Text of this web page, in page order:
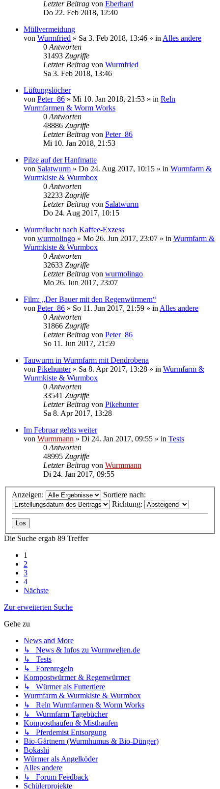
Letzter Beitrag von Eberhard
Do 22. Feb 2018, 12:40
Müllvermeidung
von Wurmfried » Sa 3. Feb 2018, 13:46 » in Alles andere
0 Antworten
31493 Zugriffe
Letzter Beitrag von Wurmfried
Sa 3. Feb 2018, 13:46
Lüftungslöcher
von Peter_86 » Mi 10. Jan 2018, 21:53 » in Reln
Wurmfarmen & Worm Works
0 Antworten
48886 Zugriffe
Letzter Beitrag von Peter_86
Mi 10. Jan 2018, 21:53
Pilze auf der Hanfmatte
von Salatwurm » Do 24. Aug 2017, 10:15 » in Wurmfarm &
Wurmkiste & Wurmbox
0 Antworten
32233 Zugriffe
Letzter Beitrag von Salatwurm
Do 24. Aug 2017, 10:15
Wurmflucht nach Kaffee-Exzess
von wurmolingo » Mo 26. Jun 2017, 23:07 » in Wurmfarm &
Wurmkiste & Wurmbox
0 Antworten
32633 Zugriffe
Letzter Beitrag von wurmolingo
Mo 26. Jun 2017, 23:07
Film: „Der Bauer mit den Regenwürmern“
von Peter_86 » So 11. Jun 2017, 21:59 » in Alles andere
0 Antworten
31866 Zugriffe
Letzter Beitrag von Peter_86
So 11. Jun 2017, 21:59
Tauwurm in Wurmfarm mit Dendrobena
von Pikehunter» Sa 8. Apr 2017, 13:28 » in Wurmfarm &
Wurmkiste & Wurmbox
0 Antworten
33541 Zugriffe
Letzter Beitrag von Pikehunter
Sa 8. Apr 2017, 13:28
Im Februar gehts weiter
von Wurmmann » Di 24. Jan 2017, 09:55 » in Tests
0 Antworten
48995 Zugriffe
Letzter Beitrag von Wurmmann
Di 24. Jan 2017, 09:55
Anzeigen:
Sortiere nach:
Richtung:
Die Suche ergab 89 Treffer
1
2
3
4
Nächste
Zur erweiterten Suche
Gehe zu
News and More
↳ News & Infos zu Wurmwelten.de
↳ Tests
↳ Forenregeln
Kompostwürmer & Regenwürmer
↳ Würmer als Futtertiere
Wurmfarm & Wurmkiste & Wurmbox
↳ Reln Wurmfarmen & Worm Works
↳ Wurmfarm Tagebücher
Komposthaufen & Misthaufen
↳ Pferdemist Entsorgung
Bio-Gärtnern (Wurmhumus & Bio-Dünger)
Bokashi
Würmer als Angelköder
Alles andere
↳ Forum Feedback
Schülerprojekte